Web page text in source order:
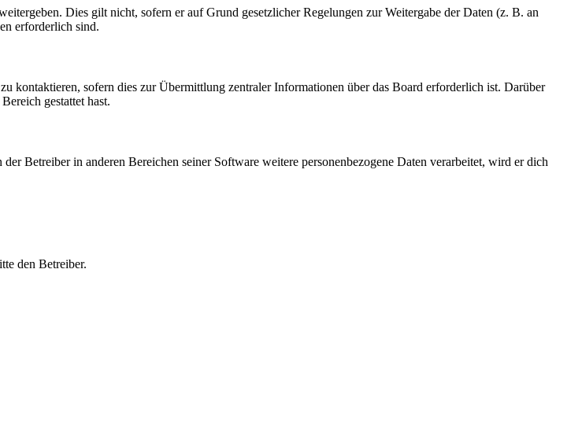
Dies gilt nicht, sofern er auf Grund gesetzlicher Regelungen zur Weitergabe der Daten (z. B. an
erforderlich sind.
kontaktieren, sofern dies zur Übermittlung zentraler Informationen über das Board erforderlich ist. Darüber
gestattet hast.
Betreiber in anderen Bereichen seiner Software weitere personenbezogene Daten verarbeitet, wird er dich
den Betreiber.